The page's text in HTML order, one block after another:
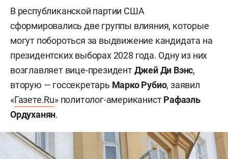
В республиканской партии США
сформировались две группы влияния, которые
могут побороться за выдвижение кандидата на
президентских выборах 2028 года. Одну из них
возглавляет вице-президентДжей Ди Вэнс,
вторую — госсекретарь Марко Рубио, заявил
«Газете.Ru» политолог-американистРафаэль
Ордуханян.